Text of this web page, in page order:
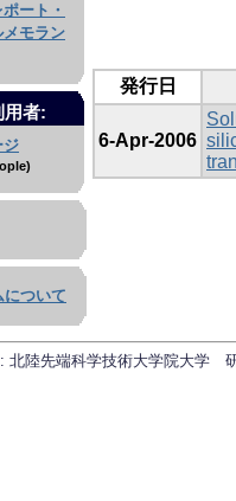
ート・
メモラン
用者:
ジ
について
発行日
6-Apr-2006
北陸先端科学技術大学院大学